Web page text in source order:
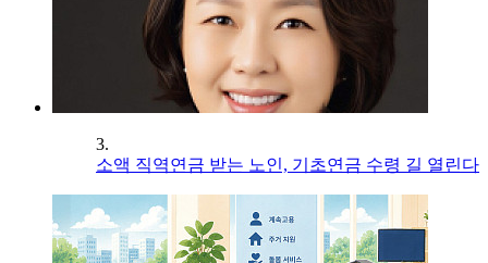
3.
소액 직역연금 받는 노인, 기초연금 수령 길 열린다